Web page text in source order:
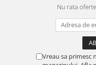
Nu rata
Vreau sa primesc